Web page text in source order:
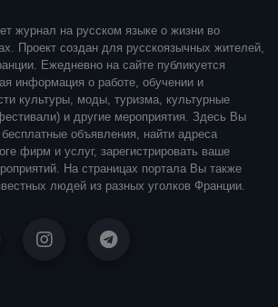
журнал на русском языке о жизни во
Проект создан для русскоязычных жителей,
Ежедневно на сайте публикуется
информация о работе, обучении и
культуры, моды, туризма, культурные
и другие мероприятия. Здесь Вы
объявления, найти адреса
фирм и услуг, зарегистрировать ваше
На страницах портала Вы также
людей из разных уголков Франции.